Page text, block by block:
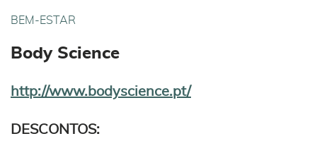
BEM-ESTAR
Body Science
http://www.bodyscience.pt/
DESCONTOS: